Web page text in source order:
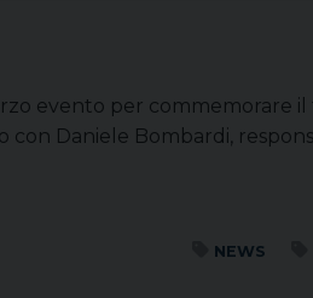
evento per commemorare
Daniele Bombardi,
NEWS